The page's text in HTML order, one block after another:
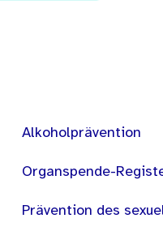
Alkoholprävention
Organspende-
Prävention des